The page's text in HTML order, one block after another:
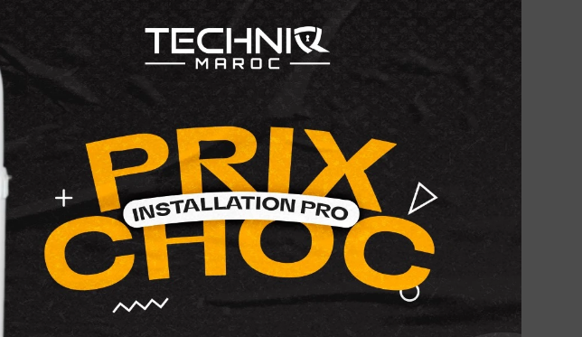
Ajouter au panier Acheter maintenant
Commander via WhatsApp
Protégez votre maison ou votre bureau avec la
, une caméra de surveillance motorisée ultra-performante.
Dotée d’une résolution
2K⁺ (4MP), elle offre une qualité d’image
exceptionnelle de jour comme de nuit. Grâce à sa vision
panoramique360°, sonsuivi automatique des mouvements
et saconnexion WiFi bi-bande (2.4 & 5 GHz), cette caméra
intelligente assure une couverture complète de votre espace,
sans angles morts.
Vidéosurveillance & Enregistrement